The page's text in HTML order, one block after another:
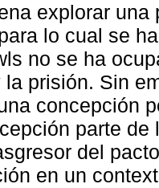
explorar
lo cual se
no se ha
la prisión. Sin
concepción
parte
del
en un